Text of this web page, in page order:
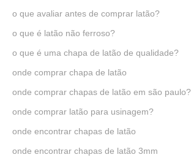
o que avaliar antes de comprar latão?
o que é latão não ferroso?
o que é uma chapa de latão de qualidade?
onde comprar chapa de latão
onde comprar chapas de latão em são paulo?
onde comprar latão para usinagem?
onde encontrar chapas de latão
onde encontrar chapas de latão 3mm